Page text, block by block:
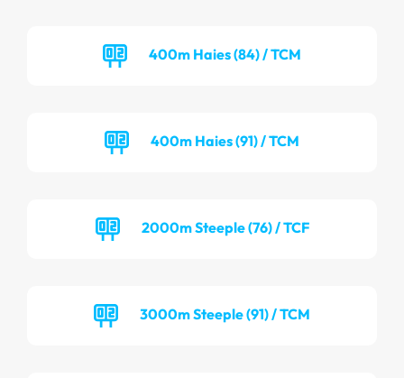
400m Haies (84) / TCM
400m Haies (91) / TCM
2000m Steeple (76) / TCF
3000m Steeple (91) / TCM